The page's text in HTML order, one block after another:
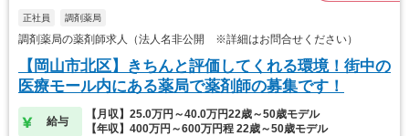
正社員 調剤薬局
調剤薬局の薬剤師求人（法人名非公開 ※詳細はお問合せください）
【岡山市北区】きちんと評価してくれる環境！街中の
医療モール内にある薬局で薬剤師の募集です！
給与
【月収】25.0万円～40.0万円22歳～50歳モデル
【年収】400万円～600万円程 22歳～50歳モデル